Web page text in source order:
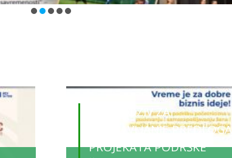
JAVNI POZIV ZA
DOSTAVLJANJE PREDLOGA
PROJEKATA PODRŠKE